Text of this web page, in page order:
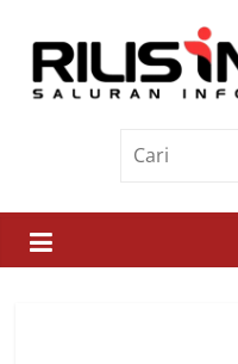
contentRilis
Saluran
Informasi